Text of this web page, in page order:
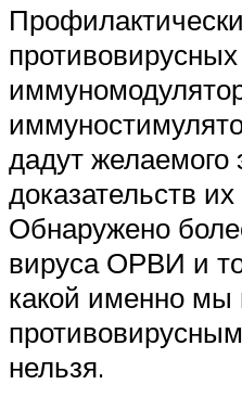
дадут
доказательств
Обнаружено
вируса ОРВИ и
какой именно мы
нельзя.